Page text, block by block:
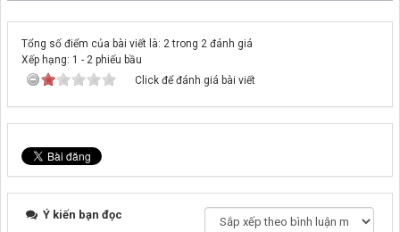
Tổng số điểm của bài viết là: 2 trong 2 đánh giá
Xếp hạng: 1 - 2 phiếu bầu
Click để đánh giá bài viết
Ý kiến bạn đọc